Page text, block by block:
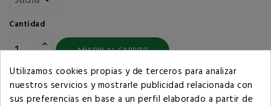
Cantidad
AÑADIR AL CARRITO
Compartir
Utilizamos cookies propias y de terceros para analizar
nuestros servicios y mostrarle publicidad relacionada con
sus preferencias en base a un perfil elaborado a partir de